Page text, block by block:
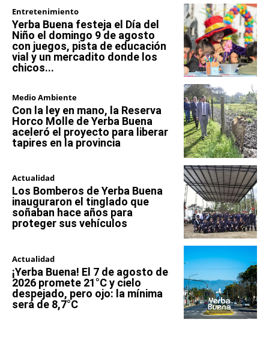
Entretenimiento
Yerba Buena festeja el Día del
Niño el domingo 9 de agosto
con juegos, pista de educación
vial y un mercadito donde los
chicos...
Medio Ambiente
Con la ley en mano, la Reserva
Horco Molle de Yerba Buena
aceleró el proyecto para liberar
tapires en la provincia
Actualidad
Los Bomberos de Yerba Buena
inauguraron el tinglado que
soñaban hace años para
proteger sus vehículos
Actualidad
¡Yerba Buena! El 7 de agosto de
2026 promete 21°C y cielo
despejado, pero ojo: la mínima
será de 8,7°C